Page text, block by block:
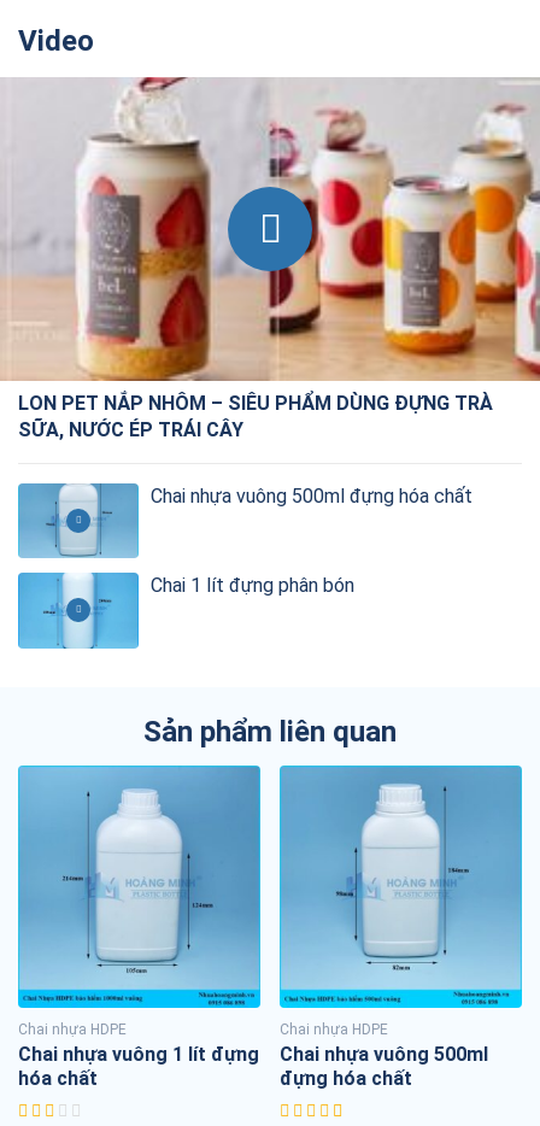
Video
LON PET NẮP NHÔM – SIÊU PHẨM DÙNG ĐỰNG TRÀ
SỮA, NƯỚC ÉP TRÁI CÂY
Chai nhựa vuông 500ml đựng hóa chất
Chai 1 lít đựng phân bón
Sản phẩm liên quan
Chai nhựa HDPE
Chai nhựa vuông 1 lít đựng
hóa chất
Chai nhựa HDPE
Chai nhựa vuông 500ml
đựng hóa chất